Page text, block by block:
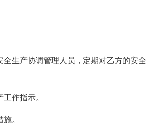
生产协调管理人员，定期对乙方的安全
作指示。
。